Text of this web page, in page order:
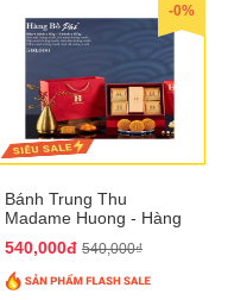
-0%
Bánh Trung Thu
Madame Huong - Hàng
540,000đ 540,000₫